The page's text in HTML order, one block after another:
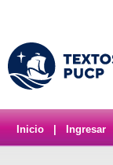
Inicio Ingresar